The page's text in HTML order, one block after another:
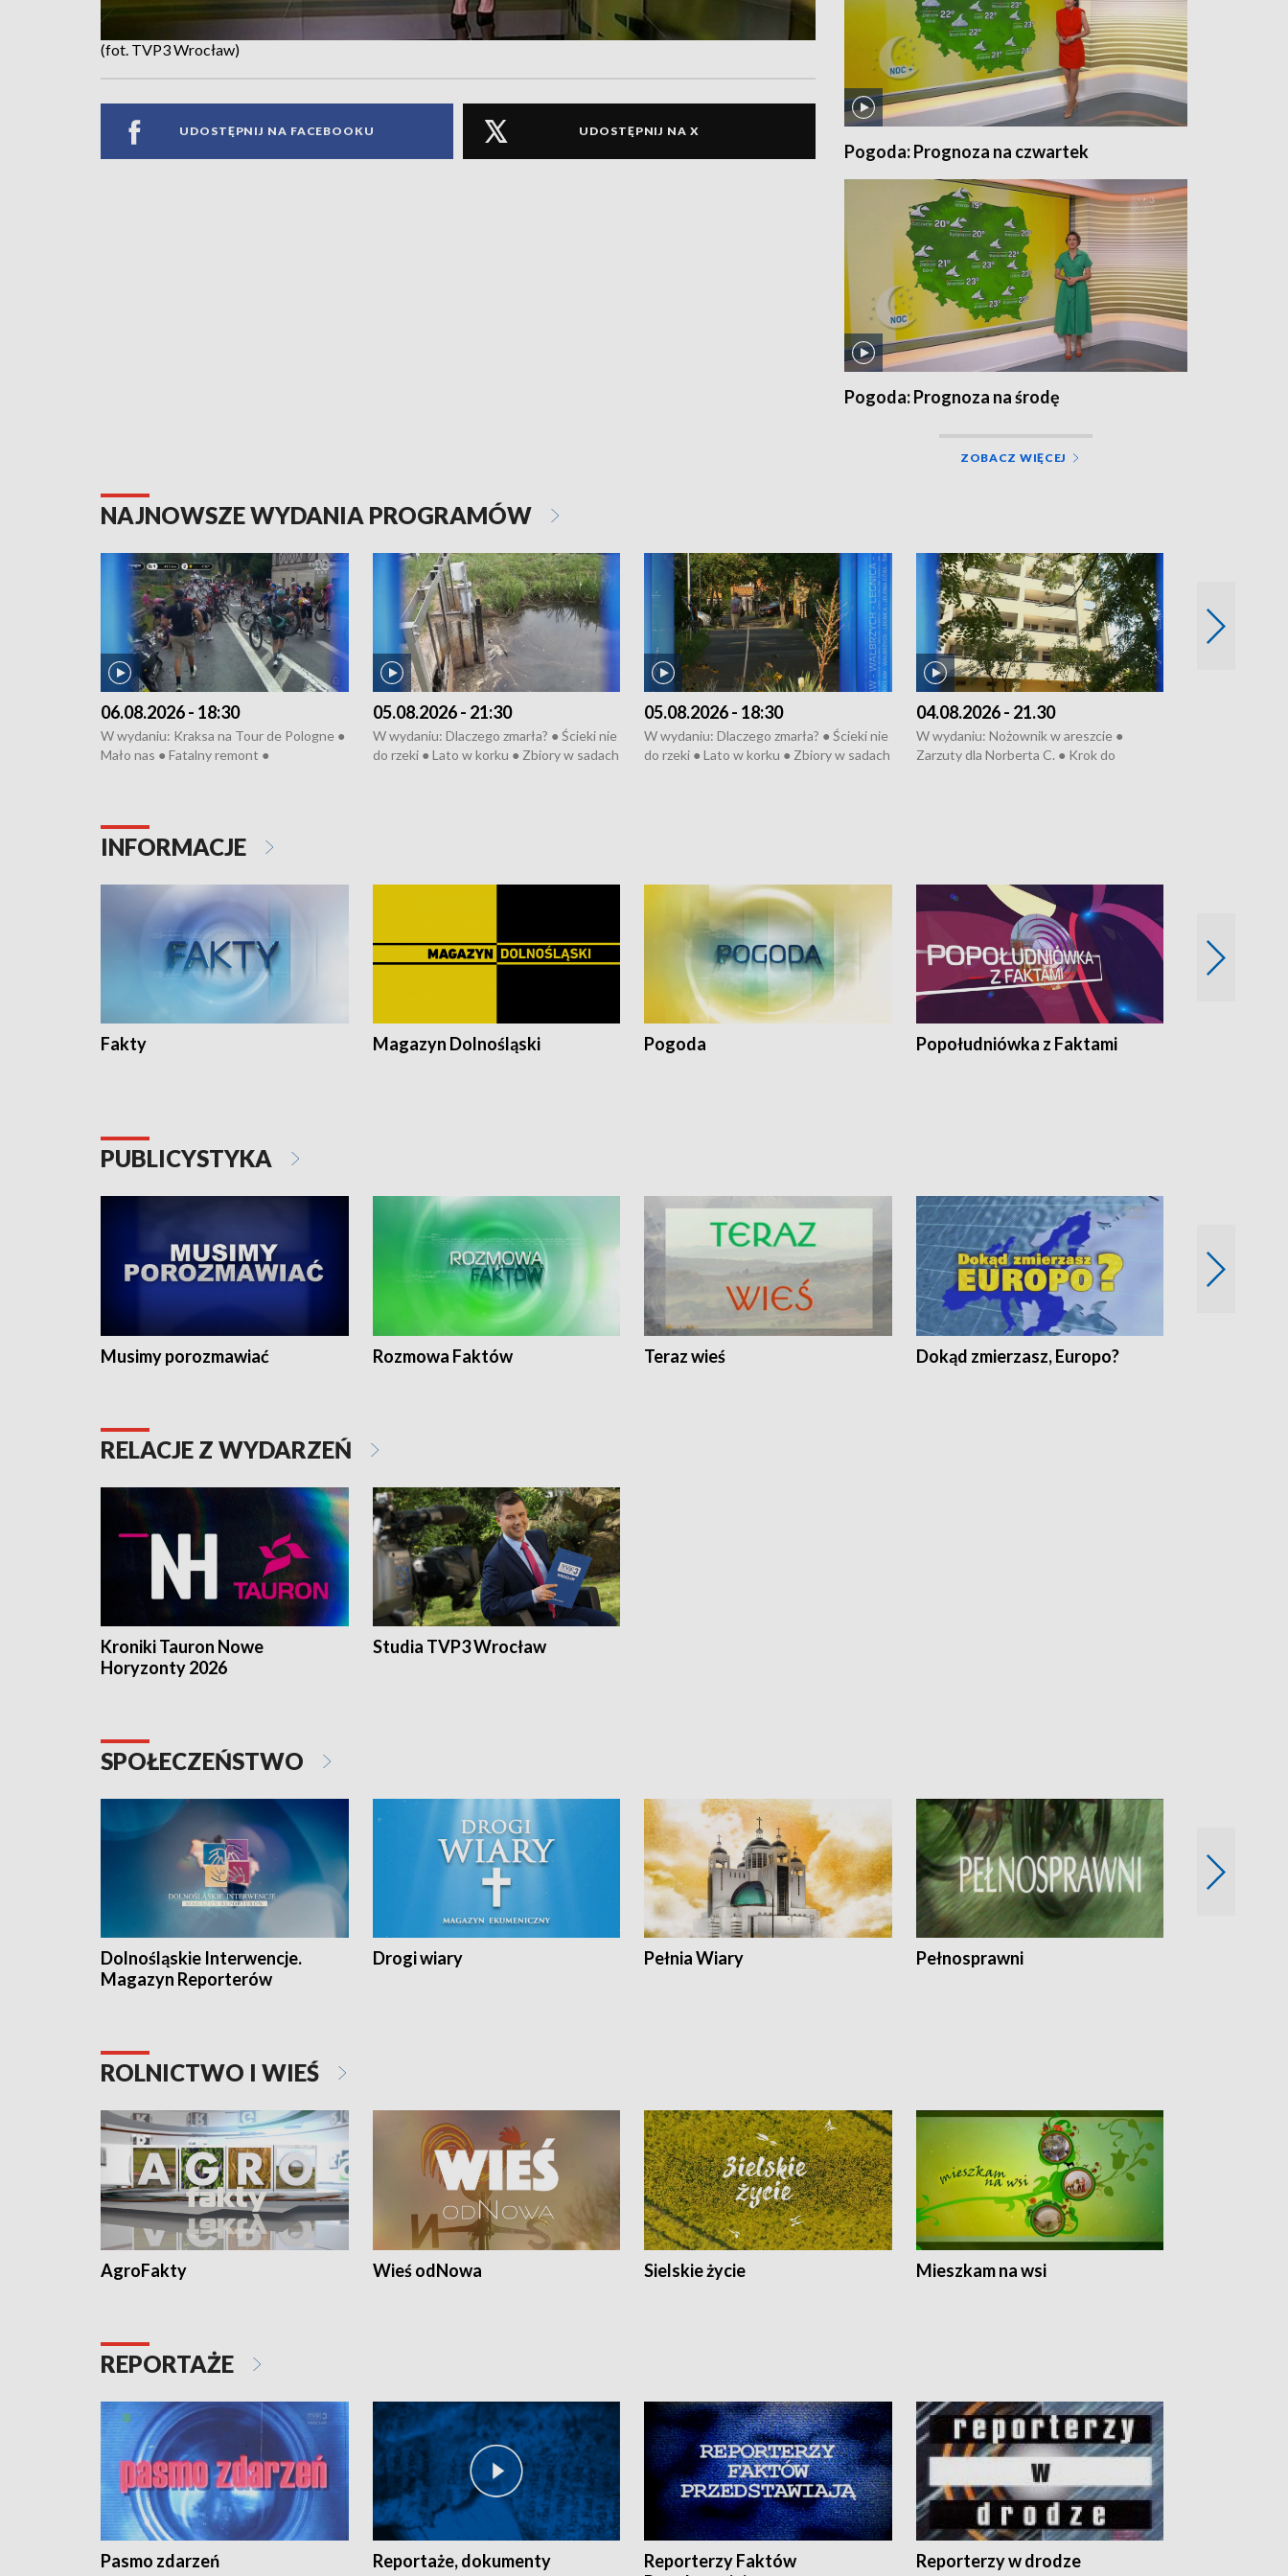
(fot. TVP3 Wrocław)
UDOSTĘPNIJ NA FACEBOOKU UDOSTĘPNIJ NA X
Pogoda: Prognoza na czwartek
Pogoda: Prognoza na środę
ZOBACZ WIĘCEJ
NAJNOWSZE WYDANIA PROGRAMÓW
06.08.2026 - 18:30
W wydaniu: Kraksa na Tour de Pologne ●
Mało nas ● Fatalny remont ●
Koniec upałów
05.08.2026 - 21:30
W wydaniu: Dlaczego zmarła? ● Ścieki nie
do rzeki ● Lato w korku ● Zbiory w sadach
05.08.2026 - 18:30
W wydaniu: Dlaczego zmarła? ● Ścieki nie
do rzeki ● Lato w korku ● Zbiory w sadach
04.08.2026 - 21.30
W wydaniu: Nożownik w areszcie ●
Zarzuty dla Norberta C. ● Krok do
INFORMACJE
Fakty Magazyn Dolnośląski Pogoda Popołudniówka z Faktami
PUBLICYSTYKA
Musimy porozmawiać Rozmowa Faktów Teraz wieś Dokąd zmierzasz, Europo?
RELACJE Z WYDARZEŃ
Kroniki Tauron Nowe
Horyzonty 2026
Studia TVP3 Wrocław
SPOŁECZEŃSTWO
Dolnośląskie Interwencje.
Magazyn Reporterów
Drogi wiary Pełnia Wiary Pełnosprawni
ROLNICTWO I WIEŚ
AgroFakty Wieś odNowa Sielskie życie Mieszkam na wsi
REPORTAŻE
Pasmo zdarzeń Reportaże, dokumenty
Reporterzy Faktów
Reporterzy w drodze